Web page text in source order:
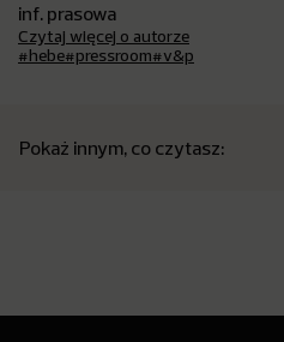
inf. prasowa
Czytaj więcej o autorze
#hebe#pressroom#v&p
Pokaż innym, co czytasz: